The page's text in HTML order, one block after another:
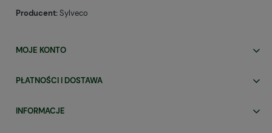
Producent:Sylveco
MOJE KONTO
PŁATNOŚCI I DOSTAWA
INFORMACJE